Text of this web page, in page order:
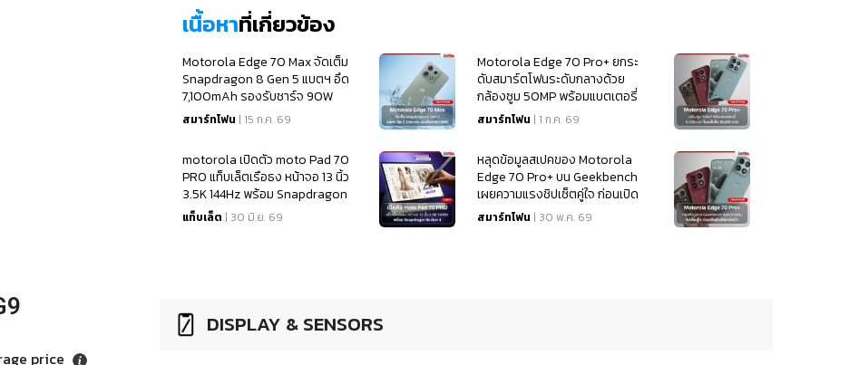
price
เนื้อหาที่เกี่ยวข้อง
Motorola Edge 70 Max จัดเต็ม
Snapdragon 8 Gen 5 แบตฯ อึด
7,100mAh รองรับชาร์จ 90W
สมาร์ทโฟน | 15 ก.ค. 69
Motorola Edge 70 Pro+ ยกระ
ดับสมาร์ตโฟนระดับกลางด้วย
กล้องซูม 50MP พร้อมแบตเตอรี่
6,500mAh ในงบไม่ถึง 20,000
สมาร์ทโฟน | 1 ก.ค. 69
motorola เปิดตัว moto Pad 70
PRO แท็บเล็ตเรือธง หน้าจอ 13 นิ้ว
3.5K 144Hz พร้อม Snapdragon
8s Gen 4
แท็บเล็ต | 30 มิ.ย. 69
หลุดข้อมูลสเปคของ Motorola
Edge 70 Pro+ บน Geekbench
เผยความแรงชิปเซ็ตคู่ใจ ก่อนเปิด
ตัวสัปดาห์หน้า
สมาร์ทโฟน | 30 พ.ค. 69
DISPLAY & SENSORS